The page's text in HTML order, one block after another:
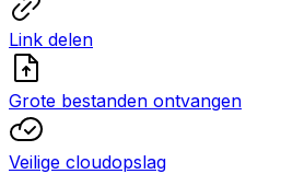
Link delen
Grote bestanden ontvangen
Veilige cloudopslag